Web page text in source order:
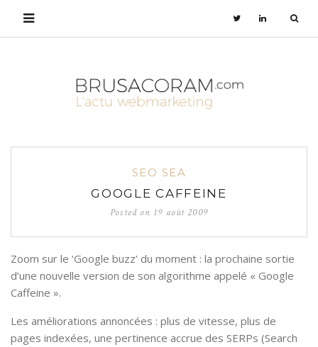
SEO SEA
GOOGLE CAFFEINE
Posted on 19 août 2009
Zoom sur le ‘Google buzz’ du moment : la prochaine sortie
d’une nouvelle version de son algorithme appelé « Google
Caffeine ».
Les améliorations annoncées : plus de vitesse, plus de
pages indexées, une pertinence accrue des SERPs (Search